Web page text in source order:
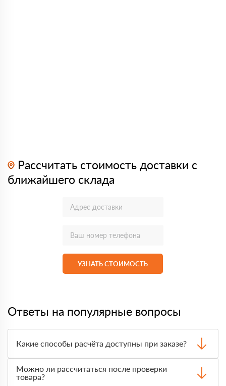
Рассчитать стоимость доставки с
ближайшего склада
УЗНАТЬ СТОИМОСТЬ
Ответы на популярные вопросы
Какие способы расчёта доступны при заказе?
счёту. Точный формат оплаты менеджер согласует с
вами до отгрузки.
Можно ли рассчитаться после проверки
товара?